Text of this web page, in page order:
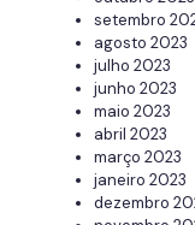
setembro
agosto 2023
julho 2023
junho 2023
maio 2023
abril 2023
março 2023
janeiro 2023
dezembro